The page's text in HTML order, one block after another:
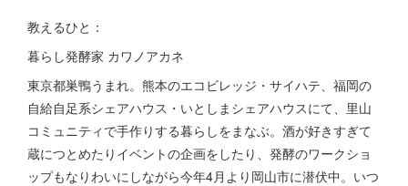
教えるひと：
暮らし発酵家 カワノアカネ
東京都巣鴨うまれ。熊本のエコビレッジ・サイハテ、福岡の
自給自足系シェアハウス・いとしまシェアハウスにて、里山
コミュニティで手作りする暮らしをまなぶ。酒が好きすぎて
蔵につとめたりイベントの企画をしたり、発酵のワークショ
ップもなりわいにしながら今年4月より岡山市に潜伏中。いつ